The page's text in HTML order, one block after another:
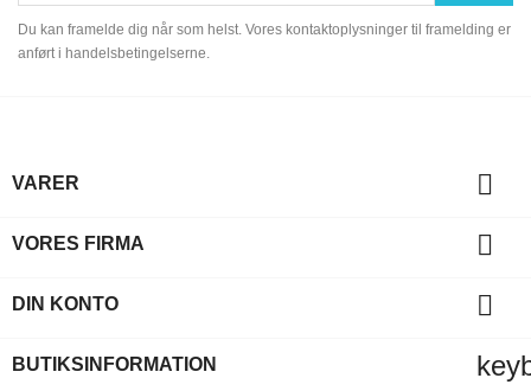
Du kan framelde dig når som helst. Vores kontaktoplysninger til framelding er
anført i handelsbetingelserne.
VARER 
VORES FIRMA 
DIN KONTO 
BUTIKSINFORMATION